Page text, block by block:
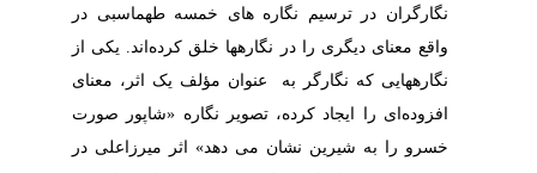
نگارگران در ترسیم نگاره های خمسه طهماسبی در
واقع معنای دیگری را در نگاره‎ها خلق کرده‌اند. یکی از
نگاره‎هایی که نگارگر به عنوان مؤلف یک اثر، معنای
افزوده‌ای را ایجاد کرده، تصویر نگاره «شاپور صورت
خسرو را به شیرین نشان می دهد» اثر میرزاعلی در